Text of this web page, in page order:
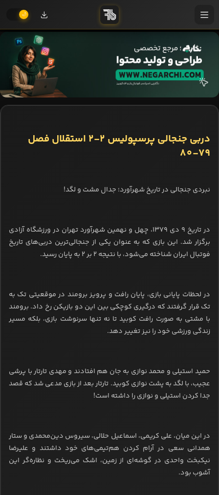
دربی جنجالی پرسپولیس 2-2 استقلال فصل
79-80
نبردی جنجالی در تاریخ شهرآورد؛ جدال مشت و لگد!
در تاریخ 9 دی 1379، چهل و نهمین شهرآورد تهران در ورزشگاه آزادی
برگزار شد. این بازی که به عنوان یکی از جنجالی‌ترین دربی‌های تاریخ
فوتبال ایران شناخته می‌شود، با نتیجه 2 بر 2 به پایان رسید.
در لحظات پایانی بازی، پایان رافت و پرویز برومند در موقعیتی تک به
تک قرار گرفتند که درگیری کوچکی بین این دو بازیکن رخ داد. برومند
با مشتی به صورت رافت کوبید تا نه تنها سرنوشت بازی، بلکه مسیر
زندگی ورزشی خود را نیز تغییر دهد.
حمید استیلی و محمد نوازی به جان هم افتادند و مهدی تارتار با پرشی
عجیب، با لگد به پشت نوازی کوبید. تارتار بعد از بازی مدعی شد که قصد
جدا کردن استیلی و نوازی را داشته است!
در این میان، علی کریمی، اسماعیل حلالی، سیروس دین‌محمدی و ستار
همدانی سعی در آرام کردن هم‌تیمی‌های خود داشتند و علیرضا
نیکبخت واحدی در گوشه‌ای از زمین، اشک می‌ریخت و نظاره‌گر این
آشوب بود.